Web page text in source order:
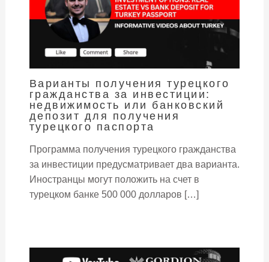
Варианты получения турецкого
гражданства за инвестиции:
недвижимость или банковский
депозит для получения
турецкого паспорта
Программа получения турецкого гражданства
за инвестиции предусматривает два варианта.
Иностранцы могут положить на счет в
турецком банке 500 000 долларов […]